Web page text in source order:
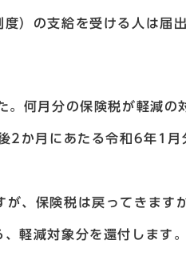
）の支給を受ける人は届
何月分の保険税が軽減の
か月にあたる令和6年1月
、保険税は戻ってきますか
軽減対象分を還付します。